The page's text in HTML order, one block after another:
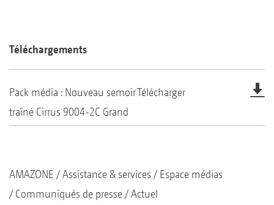
Téléchargements
Pack média : Nouveau semoir
traîné Cirrus 9004-2C Grand
Télécharger
AMAZONE Assistance & services
Espace médias
Communiqués de presse
Actuel